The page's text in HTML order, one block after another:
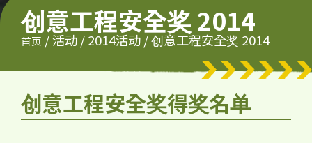
创意工程安全奖 2014
首页 /活动/2014活动/创意工程安全奖 2014
创意工程安全奖得奖名单